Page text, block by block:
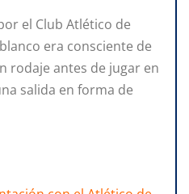
el Club Atlético de
era consciente de
rodaje antes de jugar en
salida en forma de